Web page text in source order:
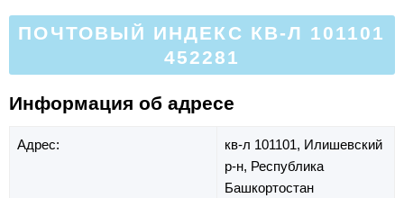
ПОЧТОВЫЙ ИНДЕКС КВ-Л 101101
452281
Информация об адресе
Адрес: кв-л 101101, Илишевский
р-н, Республика
Башкортостан